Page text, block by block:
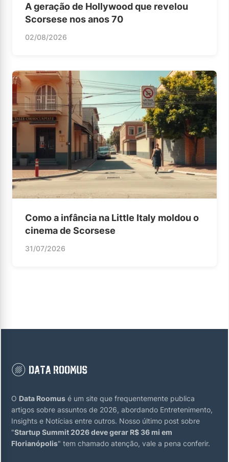
A geração de Hollywood que revelou
Scorsese nos anos 70
02/08/2026
Como a infância na Little Italy moldou o
cinema de Scorsese
31/07/2026
O Data Roomus é um site que frequentemente publica
artigos sobre assuntos de 2026, abordando Entretenimento,
Insights e Notícias entre outros. Nosso último post sobre
"Startup Summit 2026 deve gerar R$ 36 mi em
Florianópolis" tem chamado atenção, vale a pena conferir.